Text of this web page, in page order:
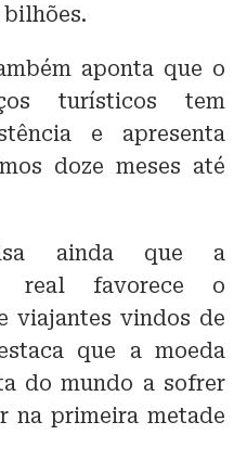
bilhões.
aponta que o
turísticos tem
e apresenta
doze meses até
ainda que a
real favorece o
viajantes vindos de
que a moeda
do mundo a sofrer
na primeira metade